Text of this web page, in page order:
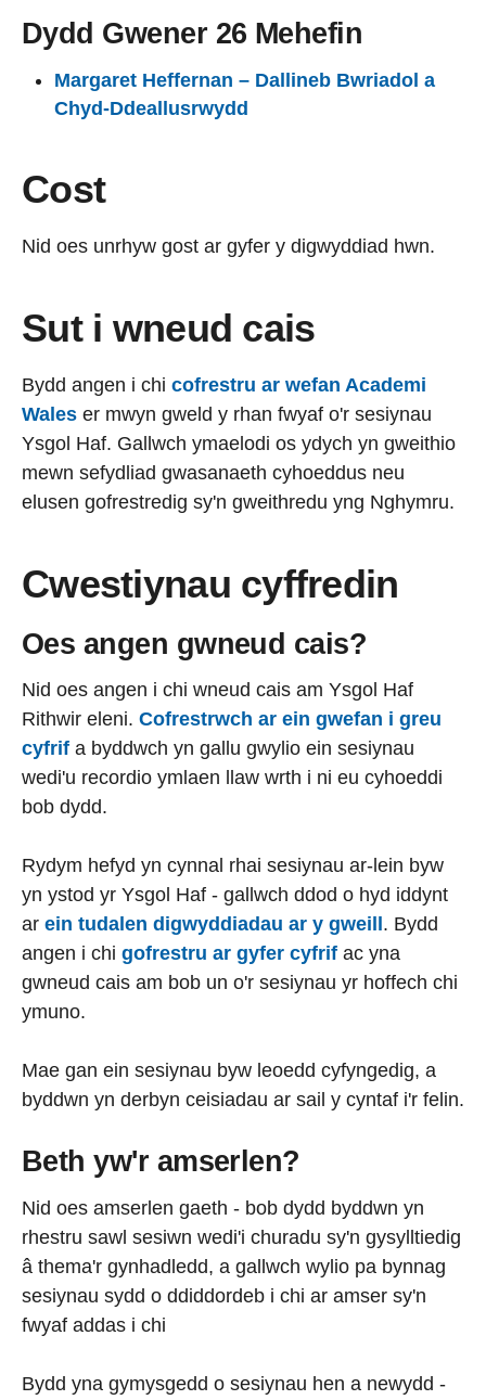
Dydd Gwener 26 Mehefin
Margaret Heffernan – Dallineb Bwriadol a
Chyd-Ddeallusrwydd
Cost
Nid oes unrhyw gost ar gyfer y digwyddiad hwn.
Sut i wneud cais
Bydd angen i chi cofrestru ar wefan Academi
Wales er mwyn gweld y rhan fwyaf o'r sesiynau
Ysgol Haf. Gallwch ymaelodi os ydych yn gweithio
mewn sefydliad gwasanaeth cyhoeddus neu
elusen gofrestredig sy'n gweithredu yng Nghymru.
Cwestiynau cyffredin
Oes angen gwneud cais?
Nid oes angen i chi wneud cais am Ysgol Haf
Rithwir eleni. Cofrestrwch ar ein gwefan i greu
cyfrif a byddwch yn gallu gwylio ein sesiynau
wedi'u recordio ymlaen llaw wrth i ni eu cyhoeddi
bob dydd.
Rydym hefyd yn cynnal rhai sesiynau ar-lein byw
yn ystod yr Ysgol Haf - gallwch ddod o hyd iddynt
ar ein tudalen digwyddiadau ar y gweill . Bydd
angen i chi gofrestru ar gyfer cyfrif ac yna
gwneud cais am bob un o'r sesiynau yr hoffech chi
ymuno.
Mae gan ein sesiynau byw leoedd cyfyngedig, a
byddwn yn derbyn ceisiadau ar sail y cyntaf i'r felin.
Beth yw'r amserlen?
Nid oes amserlen gaeth - bob dydd byddwn yn
rhestru sawl sesiwn wedi'i churadu sy'n gysylltiedig
â thema'r gynhadledd, a gallwch wylio pa bynnag
sesiynau sydd o ddiddordeb i chi ar amser sy'n
fwyaf addas i chi
Bydd yna gymysgedd o sesiynau hen a newydd -